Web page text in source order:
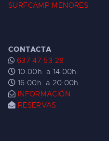
SURFCAMP MENORES
CONTACTA
637 47 53 28
10:00h. a 14:00h.
16:00h. a 20:00h.
INFORMACIÓN
RESERVAS